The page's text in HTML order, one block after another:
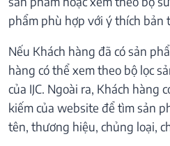
phẩm phù hợp với ý thích bản
Nếu Khách hàng đã có sản
hàng có thể xem theo bộ lọc
của IJC. Ngoài ra, Khách
kiếm của website để tìm sản
tên, thương hiệu, chủng loại,